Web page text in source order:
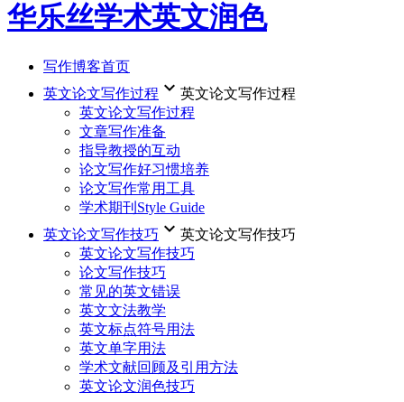
华乐丝学术英文润色
写作博客首页
英文论文写作过程 keyboard_arrow_down 英文论文写作过程
英文论文写作过程
文章写作准备
指导教授的互动
论文写作好习惯培养
论文写作常用工具
学术期刊Style Guide
英文论文写作技巧 keyboard_arrow_down 英文论文写作技巧
英文论文写作技巧
论文写作技巧
常见的英文错误
英文文法教学
英文标点符号用法
英文单字用法
学术文献回顾及引用方法
英文论文润色技巧